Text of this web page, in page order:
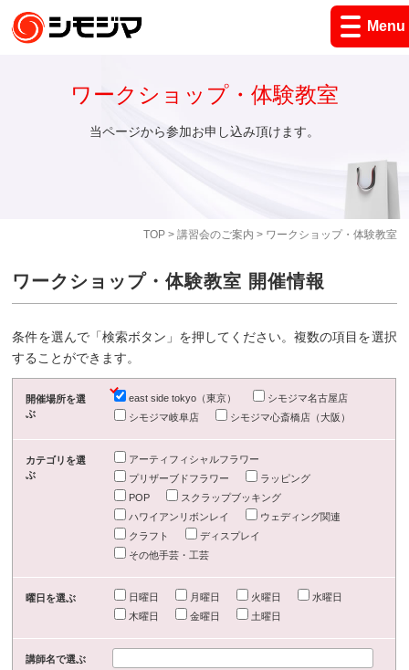
Menu
TOP> 講習会のご案内 > ワークショップ・体験教室
ワークショップ・体験教室
当ページから参加お申し込み頂けます。
ワークショップ・体験教室 開催情報
条件を選んで「検索ボタン」を押してください。複数の項目を選択
することができます。
開催場所を選
ぶ
east side tokyo（東京）
シモジマ名古屋店
シモジマ岐阜店
シモジマ心斎橋店（大阪）
カテゴリを選
ぶ
アーティフィシャルフラワー
プリザーブドフラワー
ラッピング
POP
スクラップブッキング
ハワイアンリボンレイ
ウェディング関連
クラフト
ディスプレイ
その他手芸・工芸
曜日を選ぶ 日曜日 月曜日 火曜日
水曜日
木曜日
金曜日 土曜日
講師名で選ぶ